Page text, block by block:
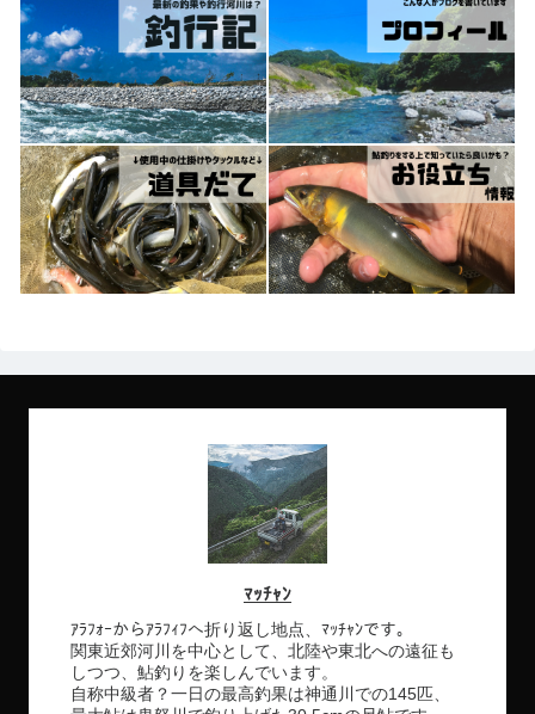
ﾏｯﾁｬﾝ
ｱﾗﾌｫｰからｱﾗﾌｨﾌへ折り返し地点、ﾏｯﾁｬﾝです。
関東近郊河川を中心として、北陸や東北への遠征も
しつつ、鮎釣りを楽しんでいます。
自称中級者？一日の最高釣果は神通川での145匹、